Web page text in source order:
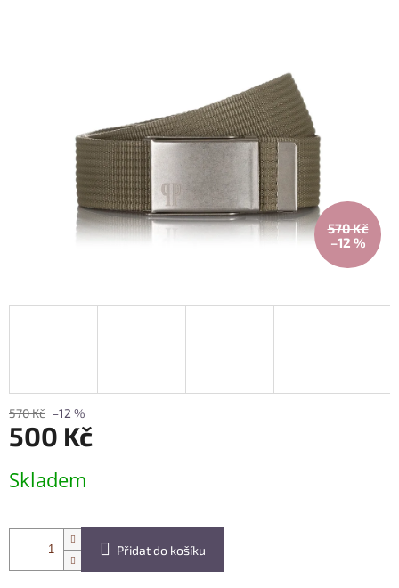
570 Kč
–12 %
570 Kč –12 %
500 Kč
cena:
Skladem
Přidat do košíku